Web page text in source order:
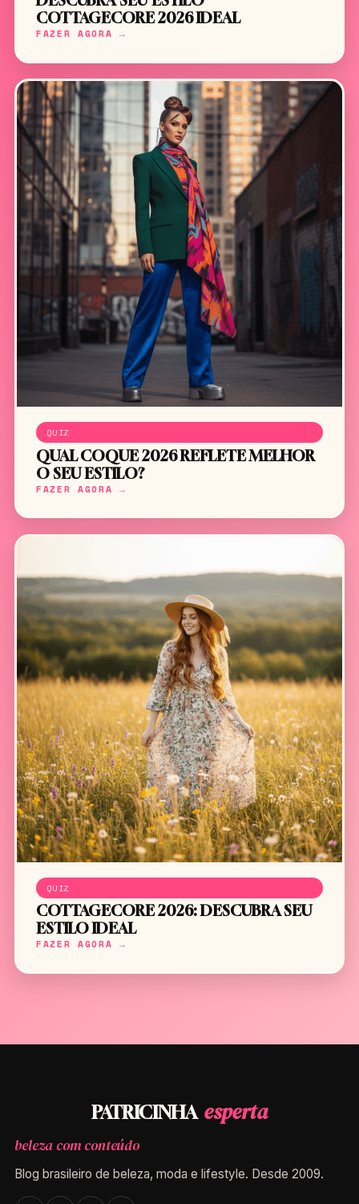
COTTAGECORE 2026 IDEAL
FAZER AGORA →
QUIZ
QUAL COQUE 2026 REFLETE MELHOR
O SEU ESTILO?
FAZER AGORA →
QUIZ
COTTAGECORE 2026: DESCUBRA SEU
ESTILO IDEAL
FAZER AGORA →
PATRICINHA esperta
beleza com conteúdo
Blog brasileiro de beleza, moda e lifestyle. Desde 2009.